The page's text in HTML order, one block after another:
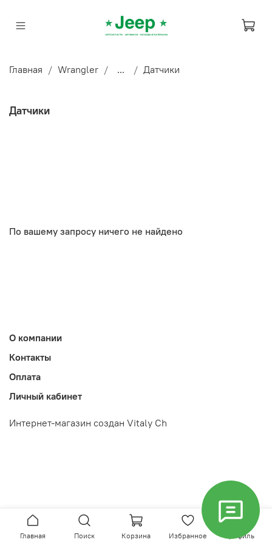
Главная Wrangler ... Датчики
Датчики
По вашему запросу ничего не найдено
О компании
Контакты
Оплата
Личный кабинет
Интернет-магазин создан Vitaly Ch
Главная Поиск Корзина Избранное Профиль